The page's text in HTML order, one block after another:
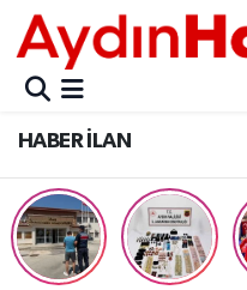
HABER İLAN
GÜNCEL
POLİTİKA
BELEDİYELER
ASAYİŞ
Aydın Nöbetçi
Aydın Hava Durumu
Aydin Namaz
Aydın Trafik